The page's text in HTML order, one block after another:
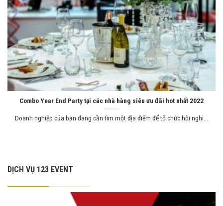
Combo Year End Party tại các nhà hàng siêu ưu đãi hot nhất 2022
Doanh nghiệp của bạn đang cần tìm một địa điểm để tổ chức hội nghị...
DỊCH VỤ 123 EVENT